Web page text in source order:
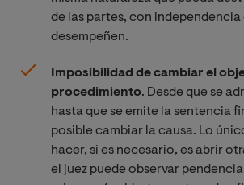
de las partes, con independencia
desempeñen.
Imposibilidad de cambiar el
procedimiento. Desde que se
hasta que se emite la sentencia
posible cambiar la causa. Lo
hacer, si es necesario, es abrir
el juez puede observar